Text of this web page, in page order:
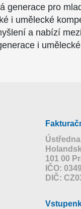
generace pro
i umělecké
a nabízí
i
101 00
IČO:
DIČ: